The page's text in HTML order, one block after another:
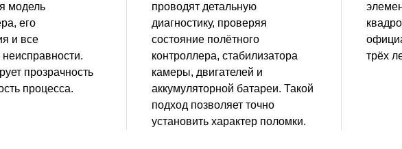
модель
его
и все
прозрачность
процесса.
проводят детальную
диагностику, проверяя
состояние полётного
контроллера, стабилизатора
камеры, двигателей и
аккумуляторной батареи. Такой
подход позволяет точно
установить характер поломки.
трёх